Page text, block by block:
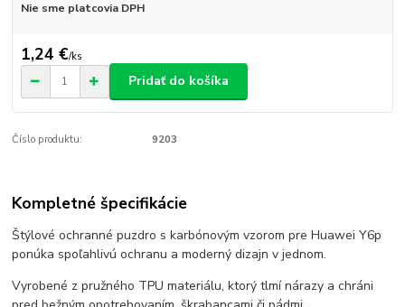
Nie sme platcovia DPH
1,24 €/ks
Pridať do košíka
Číslo produktu: 9203
Kompletné špecifikácie
Štýlové ochranné puzdro s karbónovým vzorom pre Huawei Y6p
ponúka spoľahlivú ochranu a moderný dizajn v jednom.
Vyrobené z pružného TPU materiálu, ktorý tlmí nárazy a chráni